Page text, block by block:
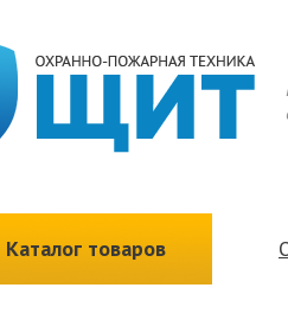
Каталог товаров